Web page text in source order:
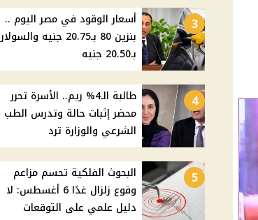
3
أسعار الوقود في مصر اليوم ..
بنزين 80 بـ20.75 جنيه والسولار
بـ20.50 جنيه
4
طالبة الـ4% ريم.. الأسرة تحرر
محضر إثبات حالة وتدرس الطب
الشرعي والوزارة ترد
5
البحوث الفلكية تحسم مزاعم
وقوع زلزال غدًا 6 أغسطس: لا
دليل علمي على التوقعات